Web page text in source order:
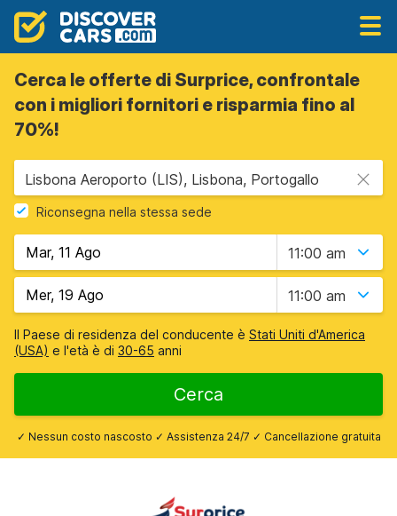
Cerca le offerte di Surprice, confrontale
con i migliori fornitori e risparmia fino al
70%!
Lisbona Aeroporto (LIS), Lisbona, Portogallo
Riconsegna nella stessa sede
11:00 am
11:00 am
Il Paese di residenza del conducente è Stati Uniti d'America
(USA) e l'età è di 30-65 anni
Cerca
✓ Nessun costo nascosto ✓ Assistenza 24/7 ✓ Cancellazione gratuita